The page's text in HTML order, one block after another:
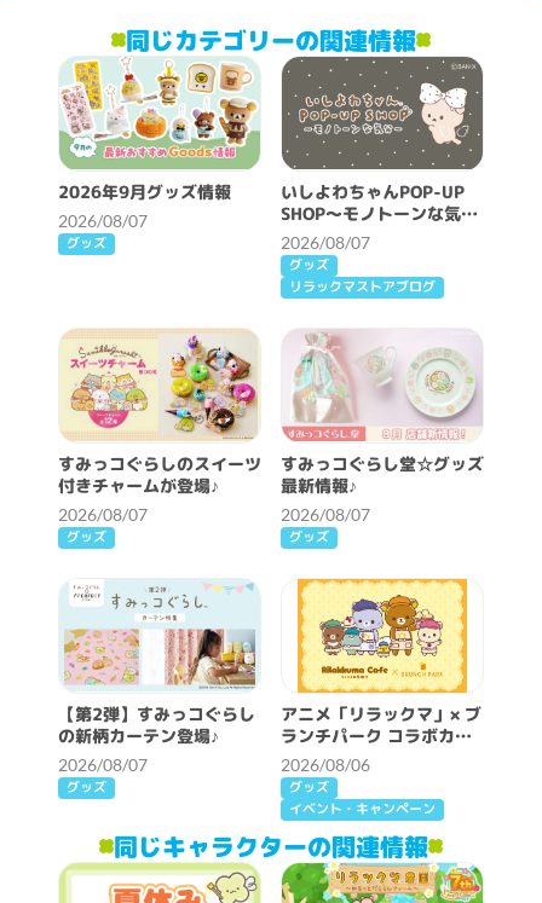
同じカテゴリーの関連情報
2026年9月グッズ情報
2026/08/07
グッズ
いしよわちゃんPOP-UP
SHOP～モノトーンな気分
～開催決定！
2026/08/07
グッズ
リラックマストアブログ
すみっコぐらしのスイーツ
付きチャームが登場♪
2026/08/07
グッズ
すみっコぐらし堂☆グッズ
最新情報♪
2026/08/07
グッズ
【第2弾】すみっコぐらし
の新柄カーテン登場♪
2026/08/07
グッズ
アニメ「リラックマ」× ブ
ランチパーク コラボカフ
ェ開催決定！
2026/08/06
グッズ
イベント・キャンペーン
同じキャラクターの関連情報